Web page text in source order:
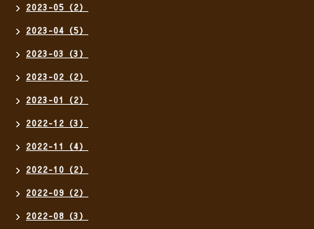
2023-05（2）
2023-04（5）
2023-03（3）
2023-02（2）
2023-01（2）
2022-12（3）
2022-11（4）
2022-10（2）
2022-09（2）
2022-08（3）